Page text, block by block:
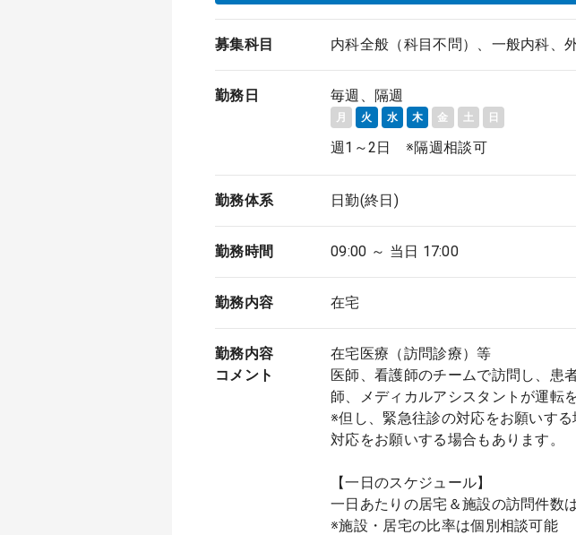
募集科目 内科全般（科目不問）、一般内科、
勤務日 毎週、隔週
月 火 水 木 金 土 日
週1～2日 ※隔週相談可
勤務体系 日勤(終日)
勤務時間 09:00 ～ 当日 17:00
勤務内容 在宅
勤務内容
コメント
在宅医療（訪問診療）等
医師、看護師のチームで訪問し、患
師、メディカルアシスタントが運転
※但し、緊急往診の対応をお願いす
対応をお願いする場合もあります。
【一日のスケジュール】
一日あたりの居宅＆施設の訪問件数
※施設・居宅の比率は個別相談可能